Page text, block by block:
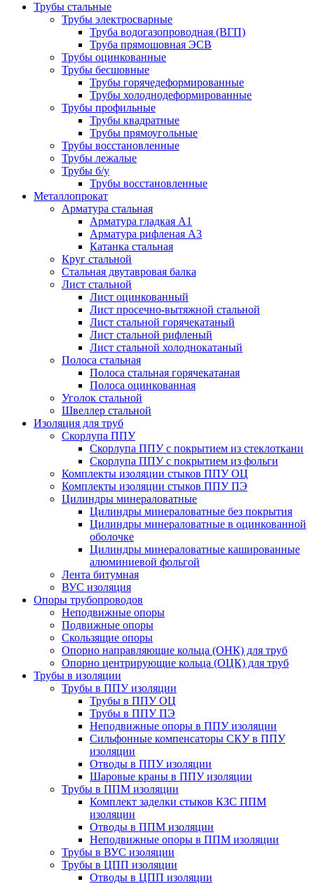
Трубы стальные
Трубы электросварные
Труба водогазопроводная (ВГП)
Труба прямошовная ЭСВ
Трубы оцинкованные
Трубы бесшовные
Трубы горячедеформированные
Трубы холоднодеформированные
Трубы профильные
Трубы квадратные
Трубы прямоугольные
Трубы восстановленные
Трубы лежалые
Трубы б/у
Трубы восстановленные
Металлопрокат
Арматура стальная
Арматура гладкая А1
Арматура рифленая А3
Катанка стальная
Круг стальной
Стальная двутавровая балка
Лист стальной
Лист оцинкованный
Лист просечно-вытяжной стальной
Лист стальной горячекатаный
Лист стальной рифленый
Лист стальной холоднокатаный
Полоса стальная
Полоса стальная горячекатаная
Полоса оцинкованная
Уголок стальной
Швеллер стальной
Изоляция для труб
Скорлупа ППУ
Скорлупа ППУ с покрытием из стеклоткани
Скорлупа ППУ с покрытием из фольги
Комплекты изоляции стыков ППУ ОЦ
Комплекты изоляции стыков ППУ ПЭ
Цилиндры минераловатные
Цилиндры минераловатные без покрытия
Цилиндры минераловатные в оцинкованной
оболочке
Цилиндры минераловатные кашированные
алюминиевой фольгой
Лента битумная
ВУС изоляция
Опоры трубопроводов
Неподвижные опоры
Подвижные опоры
Скользящие опоры
Опорно направляющие кольца (ОНК) для труб
Опорно центрирующие кольца (ОЦК) для труб
Трубы в изоляции
Трубы в ППУ изоляции
Трубы в ППУ ОЦ
Трубы в ППУ ПЭ
Неподвижные опоры в ППУ изоляции
Сильфонные компенсаторы СКУ в ППУ
изоляции
Отводы в ППУ изоляции
Шаровые краны в ППУ изоляции
Трубы в ППМ изоляции
Комплект заделки стыков КЗС ППМ
изоляции
Отводы в ППМ изоляции
Неподвижные опоры в ППМ изоляции
Трубы в ВУС изоляции
Трубы в ЦПП изоляции
Отводы в ЦПП изоляции